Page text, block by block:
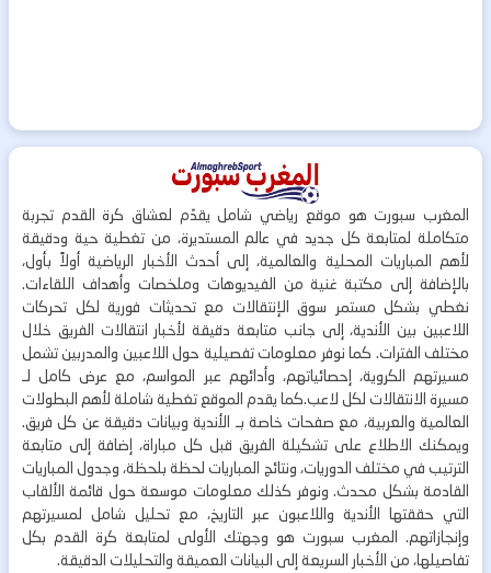
المغرب سبورت هو موقع رياضي شامل يقدّم لعشاق كرة القدم تجربة
متكاملة لمتابعة كل جديد في عالم المستديرة، من تغطية حية ودقيقة
لأهم المباريات المحلية والعالمية، إلى أحدث الأخبار الرياضية أولاً بأول،
بالإضافة إلى مكتبة غنية من الفيديوهات وملخصات وأهداف اللقاءات.
نغطي بشكل مستمر سوق الإنتقالات مع تحديثات فورية لكل تحركات
اللاعبين بين الأندية، إلى جانب متابعة دقيقة لأخبار انتقالات الفريق خلال
مختلف الفترات. كما نوفر معلومات تفصيلية حول اللاعبين والمدربين تشمل
مسيرتهم الكروية، إحصائياتهم، وأدائهم عبر المواسم، مع عرض كامل لـ
مسيرة الانتقالات لكل لاعب.كما يقدم الموقع تغطية شاملة لأهم البطولات
العالمية والعربية، مع صفحات خاصة بـ الأندية وبيانات دقيقة عن كل فريق.
ويمكنك الاطلاع على تشكيلة الفريق قبل كل مباراة، إضافة إلى متابعة
الترتيب في مختلف الدوريات، ونتائج المباريات لحظة بلحظة، وجدول المباريات
القادمة بشكل محدث. ونوفر كذلك معلومات موسعة حول قائمة الألقاب
التي حققتها الأندية واللاعبون عبر التاريخ، مع تحليل شامل لمسيرتهم
وإنجازاتهم. المغرب سبورت هو وجهتك الأولى لمتابعة كرة القدم بكل
تفاصيلها، من الأخبار السريعة إلى البيانات العميقة والتحليلات الدقيقة.